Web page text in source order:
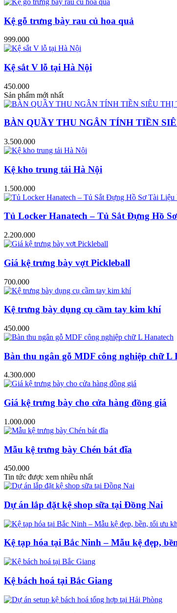
Kệ gỗ trưng bày rau củ hoa quả
999.000
Kệ sắt V lỗ tại Hà Nội
450.000
Sản phẩm mới nhất
BÀN QUẦY THU NGÂN TÍNH TIỀN
3.500.000
Kệ kho trung tải Hà Nội
1.500.000
Tủ Locker Hanatech – Tủ Sắt Đựng Hồ
2.200.000
Giá kệ trưng bày vợt Pickleball
700.000
Kệ trưng bày dụng cụ cầm tay kim khí
450.000
Bàn thu ngân gỗ MDF công nghiệp chữ L
4.300.000
Giá kệ trưng bày cho cửa hàng đồng giá
1.000.000
Mẫu kệ trưng bày Chén bát đĩa
450.000
Tin tức được xem nhiều nhất
Dự án lắp đặt kệ shop sữa tại Đồng Nai
Kệ tạp hóa tại Bắc Ninh – Mẫu kệ đẹp,
Kệ bách hoá tại Bắc Giang